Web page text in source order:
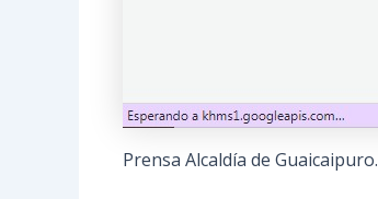
Prensa Alcaldía de Guaicaipuro.